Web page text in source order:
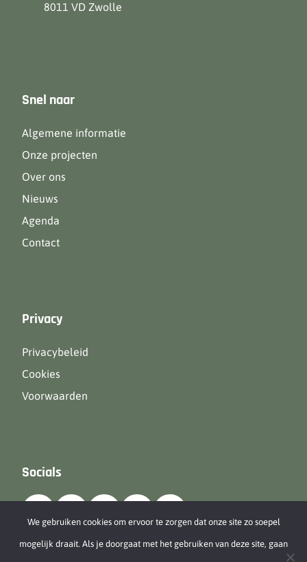
8011 VD Zwolle
Snel naar
Algemene informatie
Onze projecten
Over ons
Nieuws
Agenda
Contact
Privacy
Privacybeleid
Cookies
Voorwaarden
Socials
We gebruiken cookies om ervoor te zorgen dat onze site zo soepel
mogelijk draait. Als je doorgaat met het gebruiken van deze site, gaan